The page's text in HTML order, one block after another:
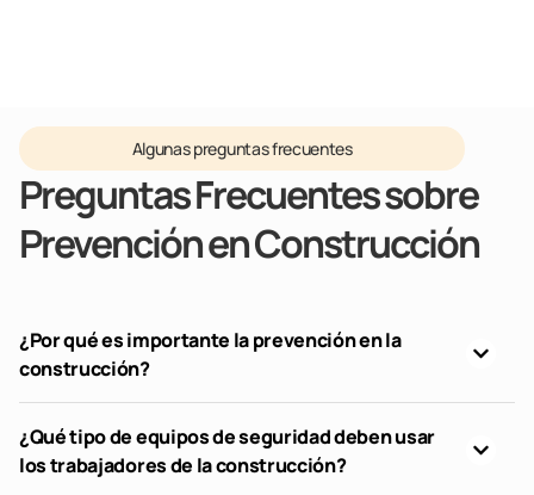
Algunas preguntas frecuentes
Preguntas Frecuentes sobre
Prevención en Construcción
¿Por qué es importante la prevención en la
construcción?
¿Qué tipo de equipos de seguridad deben usar
los trabajadores de la construcción?